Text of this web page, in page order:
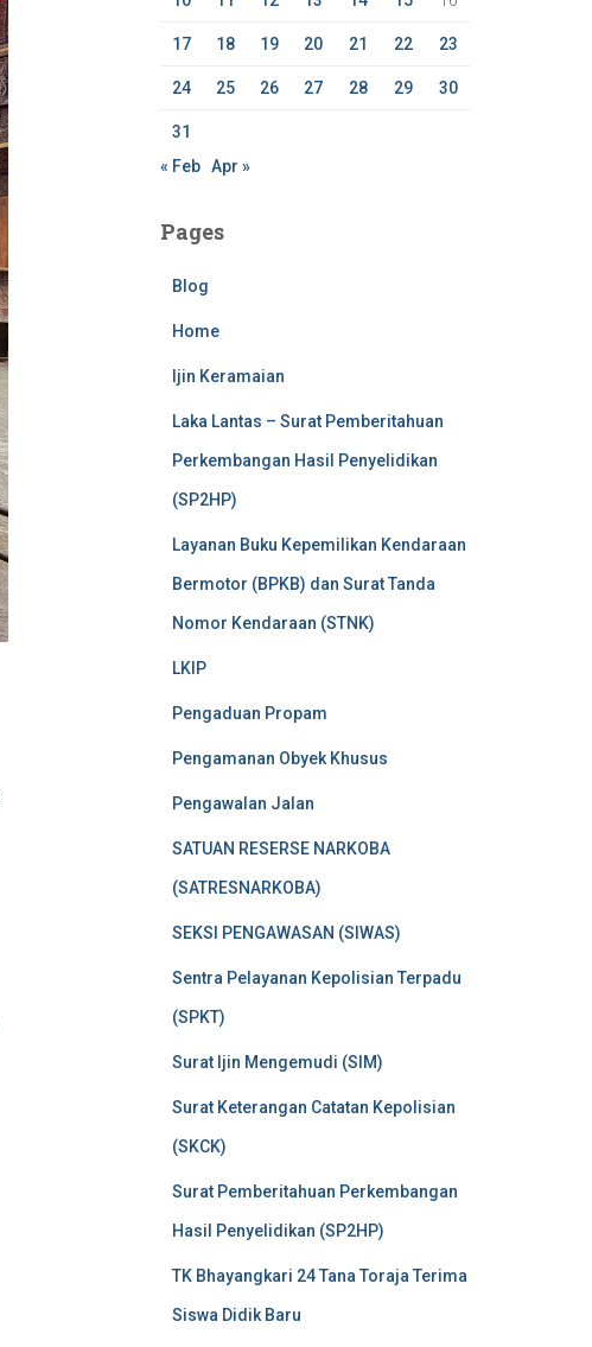
17 18 19 20 21 22 23
24 25 26 27 28 29 30
31
« Feb Apr »
Pages
Blog
Home
Ijin Keramaian
Laka Lantas – Surat Pemberitahuan
Perkembangan Hasil Penyelidikan
(SP2HP)
Layanan Buku Kepemilikan Kendaraan
Bermotor (BPKB) dan Surat Tanda
Nomor Kendaraan (STNK)
LKIP
Pengaduan Propam
Pengamanan Obyek Khusus
Pengawalan Jalan
SATUAN RESERSE NARKOBA
(SATRESNARKOBA)
SEKSI PENGAWASAN (SIWAS)
Sentra Pelayanan Kepolisian Terpadu
(SPKT)
Surat Ijin Mengemudi (SIM)
Surat Keterangan Catatan Kepolisian
(SKCK)
Surat Pemberitahuan Perkembangan
Hasil Penyelidikan (SP2HP)
TK Bhayangkari 24 Tana Toraja Terima
Siswa Didik Baru